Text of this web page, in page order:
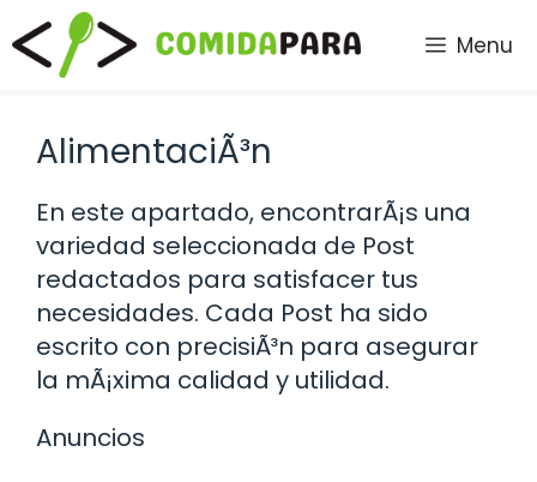
Saltar
al
contenido
Menu
AlimentaciÃ³n
En este apartado, encontrarÃ¡s una
variedad seleccionada de Post
redactados para satisfacer tus
necesidades. Cada Post ha sido
escrito con precisiÃ³n para asegurar
la mÃ¡xima calidad y utilidad.
Anuncios